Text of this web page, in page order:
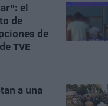
el
de
de
TVE
a una